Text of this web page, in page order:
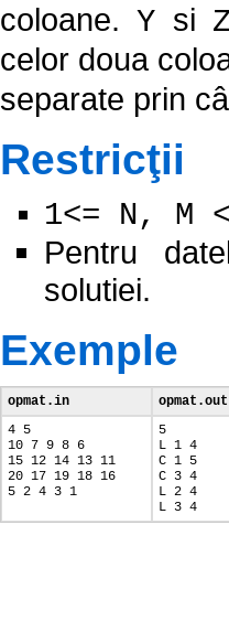
coloane.Y si
celor doua
separate prin
Restricţii
1<= N, M
Pentru
solutiei.
Exemple
opmat.in
opmat.out
4 5
10 7 9 8 6
15 12 14 13 11
20 17 19 18 16
5 2 4 3 1
5
L 1 4
C 1 5
C 3 4
L 2 4
L 3 4